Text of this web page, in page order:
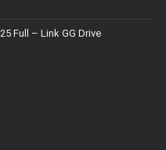
Full – Link GG Drive